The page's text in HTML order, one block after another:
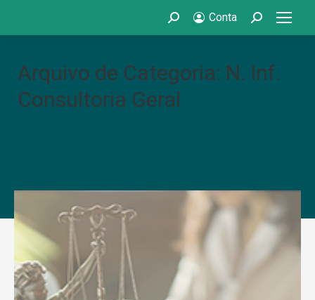
Search: Conta Search:
Arquivo de Categoria: N. Inf.
Consultoria Geral